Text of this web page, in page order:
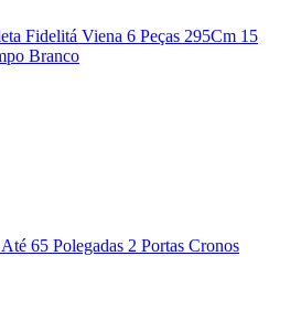
Fidelitá Viena 6 Peças 295Cm 15
Branco
65 Polegadas 2 Portas Cronos